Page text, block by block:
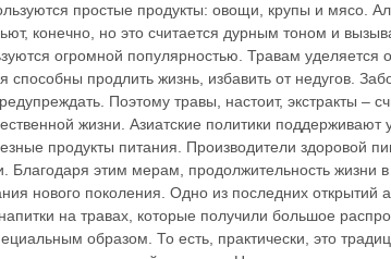
простые продукты: овощи, крупы и мясо.
конечно, но это считается дурным тоном и
огромной популярностью. Травам уделяется
способны продлить жизнь, избавить от недугов.
Поэтому травы, настоит, экстракты –
жизни. Азиатские политики поддерживают
продукты питания. Производители здоровой
Благодаря этим мерам, продолжительность жизни
нового поколения. Одно из последних открытий
на травах, которые получили большое
образом. То есть, практически, это